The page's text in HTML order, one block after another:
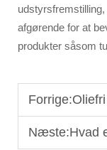
afgørende for at
produkter såsom
Forrige:Oliefri
Næste:Hvad er en